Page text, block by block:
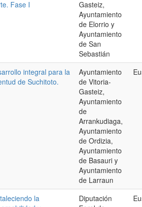
Fase I
Gasteiz,
Ayuntamiento
de Elorrio y
Ayuntamiento
de San
Sebastián
integral para la
de Suchitoto.
Ayuntamiento
de Vitoria-
Gasteiz,
Ayuntamiento
de
Arrankudiaga,
Ayuntamiento
de Ordizia,
Ayuntamiento
de Basauri y
Ayuntamiento
de Larraun
la
Diputación